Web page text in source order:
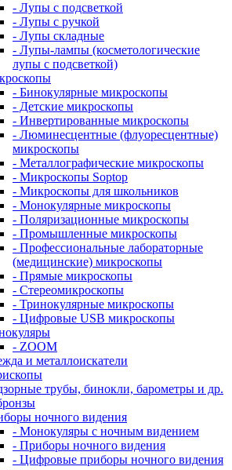
- Лупы с подсветкой
- Лупы с ручкой
- Лупы складные
- Лупы-лампы (косметологические
лупы с подсветкой)
- Бинокулярные микроскопы
- Детские микроскопы
- Инвертированные микроскопы
- Люминесцентные (флуоресцентные)
микроскопы
- Металлографические микроскопы
- Микроскопы Soptop
- Микроскопы для школьников
- Монокулярные микроскопы
- Поляризационные микроскопы
- Промышленные микроскопы
- Профессиональные лабораторные
(медицинские) микроскопы
- Прямые микроскопы
- Стереомикроскопы
- Тринокулярные микроскопы
- Цифровые USB микроскопы
- ZOOM
и металлоискатели
трубы, бинокли, барометры и др.
ночного видения
- Монокуляры с ночным видением
- Приборы ночного видения
- Цифровые приборы ночного видения